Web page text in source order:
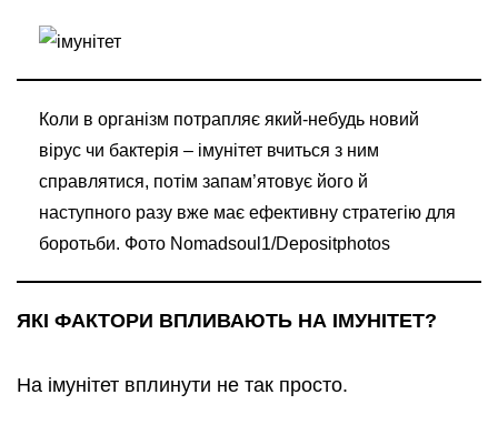
Коли в організм потрапляє який-небудь новий
вірус чи бактерія – імунітет вчиться з ним
справлятися, потім запам’ятовує його й
наступного разу вже має ефективну стратегію для
боротьби. Фото Nomadsoul1/Depositphotos
ЯКІ ФАКТОРИ ВПЛИВАЮТЬ НА ІМУНІТЕТ?
На імунітет вплинути не так просто.